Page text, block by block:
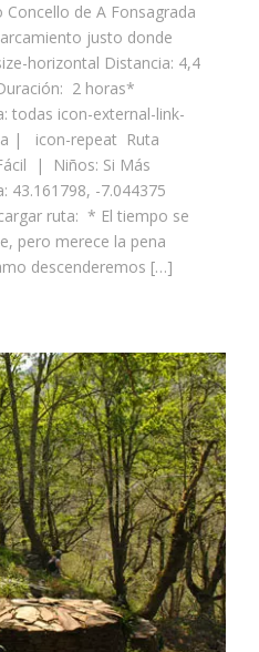
de A Fonsagrada
justo donde
horizontal Distancia: 4,4
2 horas*
todas icon-external-link-
| icon-repeat Ruta
| Niños: Si Más
-7.044375
ruta: * El tiempo se
pero merece la pena
descenderemos […]